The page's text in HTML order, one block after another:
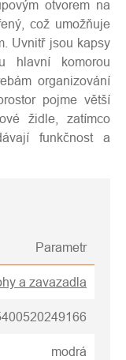
otvorem na
což umožňuje
Uvnitř jsou kapsy
hlavní komorou
organizování
pojme větší
židle, zatímco
funkčnost a
Parametr
a zavazadla
modrá